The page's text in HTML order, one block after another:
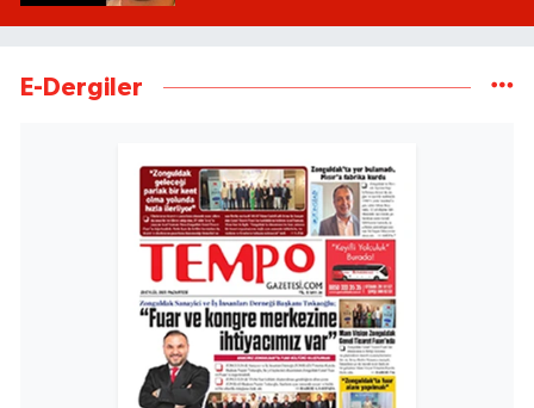
E-Dergiler